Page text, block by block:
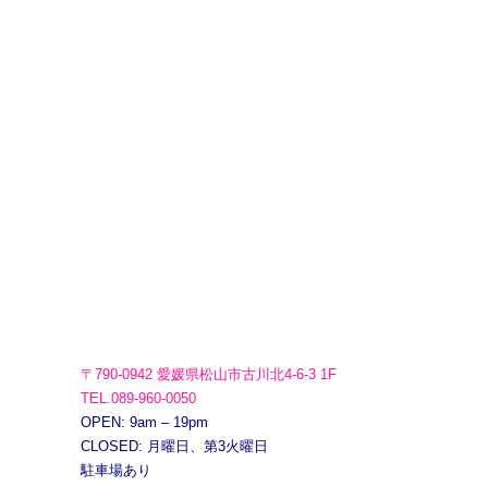
〒790-0942 愛媛県松山市古川北4-6-3 1F
TEL.089-960-0050
OPEN: 9am – 19pm
CLOSED: 月曜日、第3火曜日
駐車場あり